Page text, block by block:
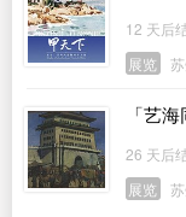
12 天后
展览
「艺
26 天后
展览